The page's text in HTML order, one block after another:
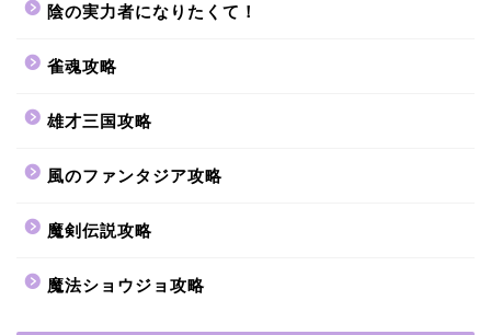
陰の実力者になりたくて！
雀魂攻略
雄才三国攻略
風のファンタジア攻略
魔剣伝説攻略
魔法ショウジョ攻略